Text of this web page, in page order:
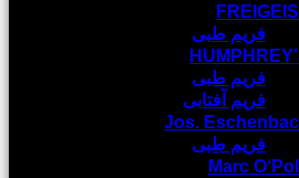
فریم طبی
فریم طبی
فریم آفتابی
Jos.
فریم طبی
Marc